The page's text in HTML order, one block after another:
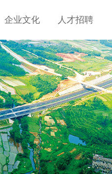
企业文化 人才招聘